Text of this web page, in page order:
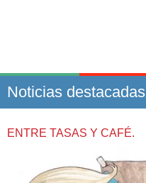
Noticias destacadas
ENTRE TASAS Y CAFÉ.